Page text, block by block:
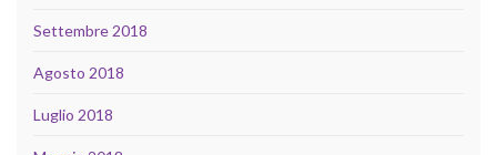
Settembre 2018
Agosto 2018
Luglio 2018